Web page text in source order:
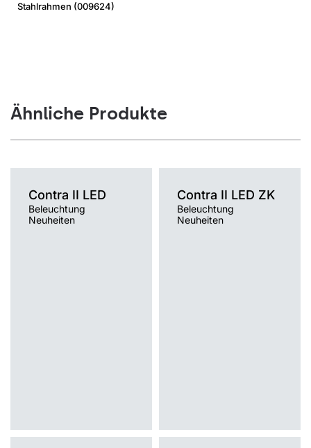
Stahlrahmen (009624)
Ähnliche Produkte
Contra II LED
Beleuchtung
Neuheiten
Contra II LED ZK
Beleuchtung
Neuheiten